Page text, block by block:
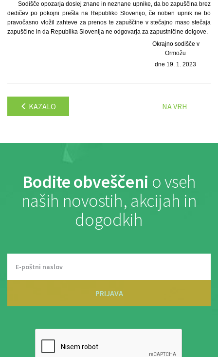
Sodišče opozarja doslej znane in neznane upnike, da bo zapuščina brez
dedičev po pokojni prešla na Republiko Slovenijo, če noben upnik ne bo
pravočasno vložil zahteve za prenos te zapuščine v stečajno maso stečaja
zapuščine in da Republika Slovenija ne odgovarja za zapustničine dolgove.
Okrajno sodišče v
Ormožu
dne 19. 1. 2023
KAZALO NA VRH
Bodite obveščeni o vseh
naših novostih, akcijah in
dogodkih
PRIJAVA